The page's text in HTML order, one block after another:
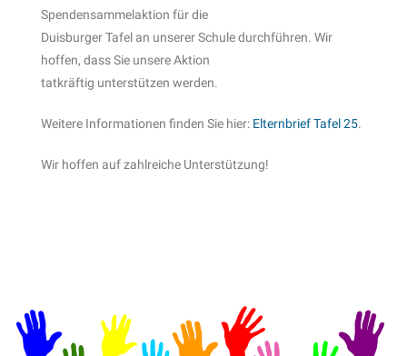
Spendensammelaktion für die
Duisburger Tafel an unserer Schule durchführen. Wir
hoffen, dass Sie unsere Aktion
tatkräftig unterstützen werden.
Weitere Informationen finden Sie hier: Elternbrief Tafel 25.
Wir hoffen auf zahlreiche Unterstützung!